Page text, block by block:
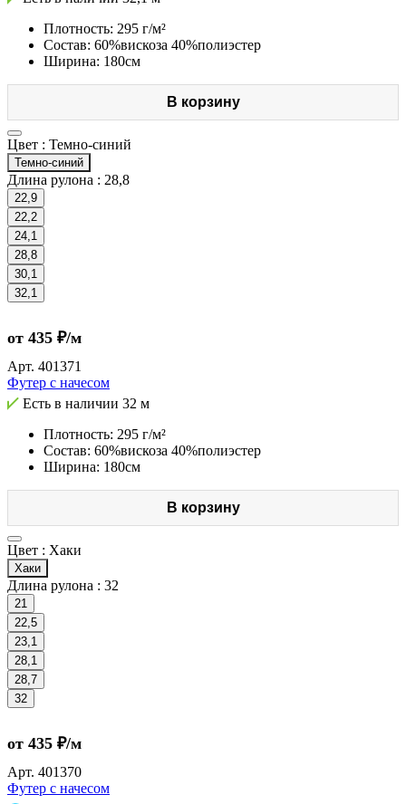
Плотность: 295 г/м²
Состав: 60%вискоза 40%полиэстер
Ширина: 180см
В корзину
Цвет : Темно-синий
Темно-синий
Длина рулона : 28,8
22,9
22,2
24,1
28,8
30,1
32,1
от 435 ₽/м
Арт. 401371
Футер с начесом
Есть в наличии 32 м
Плотность: 295 г/м²
Состав: 60%вискоза 40%полиэстер
Ширина: 180см
В корзину
Цвет : Хаки
Хаки
Длина рулона : 32
21
22,5
23,1
28,1
28,7
32
от 435 ₽/м
Арт. 401370
Футер с начесом